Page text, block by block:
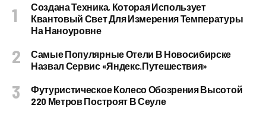
Создана Техника, Которая Использует
Квантовый Свет Для Измерения Температуры
На Наноуровне
Самые Популярные Отели В Новосибирске
Назвал Сервис «Яндекс.Путешествия»
Футуристическое Колесо Обозрения Высотой
220 Метров Построят В Сеуле